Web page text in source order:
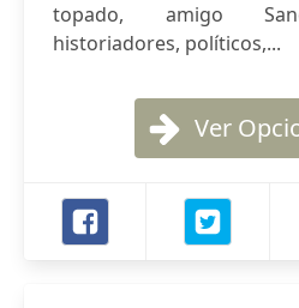
topado, amigo
historiadores, políticos,...
Ver